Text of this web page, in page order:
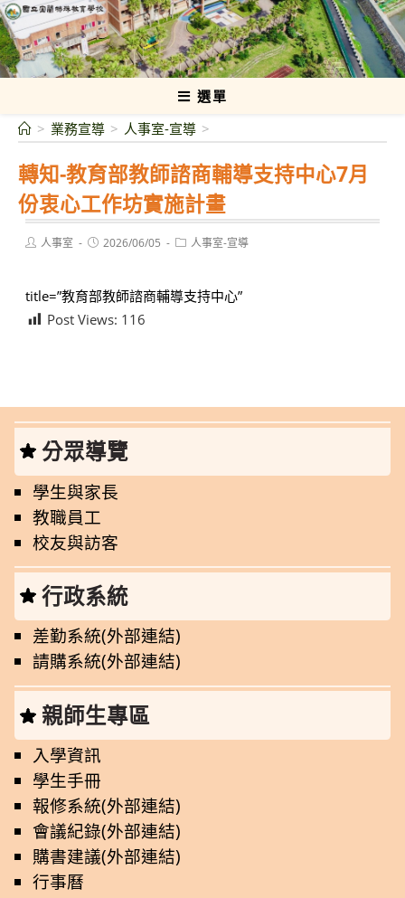
跳
轉
至
主
國立宜蘭特殊教育學校
選單
轉知-教育部教師諮商輔導支持中心7月
份衷心工作坊實施計畫
> 業務宣導 > 人事室-宣導 >
Post人事室
Post2026/06/05
Post人事室-宣導
title=”教育部教師諮商輔導支持中心”
Post Views: 116
分眾導覽
學生與家長
教職員工
校友與訪客
行政系統
差勤系統(外部連結)
請購系統(外部連結)
親師生專區
入學資訊
學生手冊
報修系統(外部連結)
會議紀錄(外部連結)
購書建議(外部連結)
行事曆